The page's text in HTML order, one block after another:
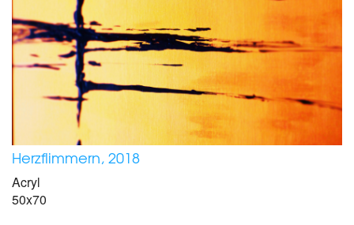
Herzflimmern, 2018
Acryl
50x70